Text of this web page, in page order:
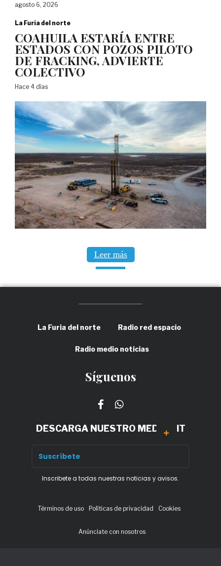
agosto 6, 2026
La Furia del norte
COAHUILA ESTARÍA ENTRE
ESTADOS CON POZOS PILOTO
DE FRACKING, ADVIERTE
COLECTIVO
Hace 4 días
Leer más
La Furia del norte Radio red espacio
Radio medio noticias
Síguenos
DESCARGA NUESTRO MEDIA KIT
Inscribete a todas nuestras noticias y avisos.
Términos de uso Políticas de privacidad Cookies
Anúnciate con nosotros